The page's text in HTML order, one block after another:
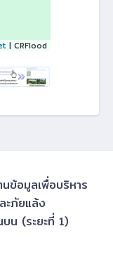
| CRFlood
ข้อมูลเพื่อบริหาร
ะภัยแล้ง
น (ระยะที่ 1)